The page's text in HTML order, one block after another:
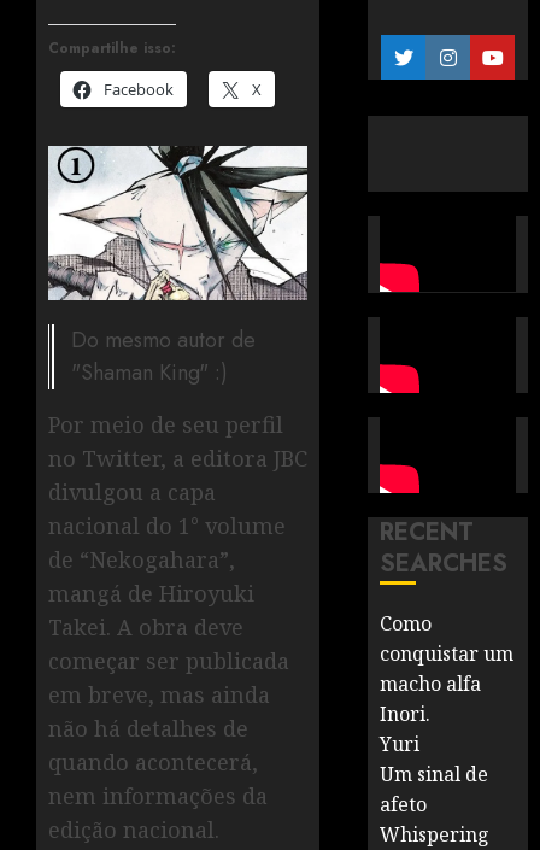
Compartilhe isso:
Facebook
X
Do mesmo autor de
"Shaman King" :)
Por meio de seu perfil
no Twitter, a editora JBC
divulgou a capa
nacional do 1° volume
de “Nekogahara”,
mangá de Hiroyuki
Takei. A obra deve
começar ser publicada
em breve, mas ainda
não há detalhes de
quando acontecerá,
nem informações da
edição nacional.
RECENT
SEARCHES
Como
conquistar um
macho alfa
Inori.
Yuri
Um sinal de
afeto
Whispering